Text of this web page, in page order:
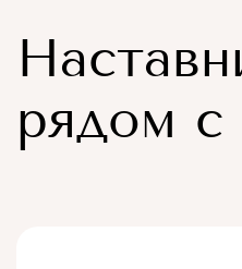
рядом с